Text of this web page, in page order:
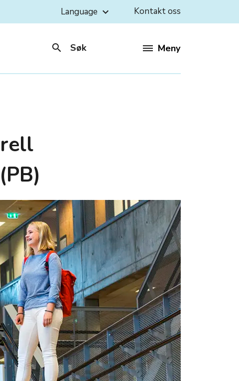
Language keyboard_arrow_down Kontakt oss
search Søk Meny